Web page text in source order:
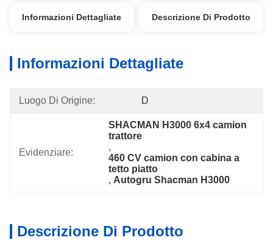
Informazioni Dettagliate Descrizione Di Prodotto
Informazioni Dettagliate
Luogo Di Origine: D
Evidenziare:
SHACMAN H3000 6x4 camion
trattore
,
460 CV camion con cabina a
tetto piatto
, Autogru Shacman H3000
Descrizione Di Prodotto